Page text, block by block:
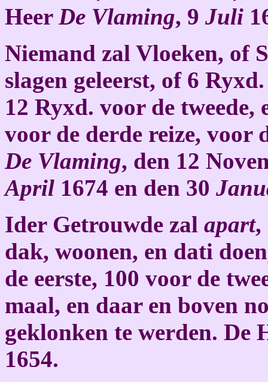
Heer De Vlaming, 9 Juli
Niemand zal Vloeken, of
slagen geleerst, of 6
12 Ryxd. voor de tweede,
voor de derde reize, voor
De Vlaming, den 12
April 1674 en den 30
Ider Getrouwde zal apart,
dak, woonen, en dati
de eerste, 100 voor de
maal, en daar en boven
geklonken te werden. De
1654.